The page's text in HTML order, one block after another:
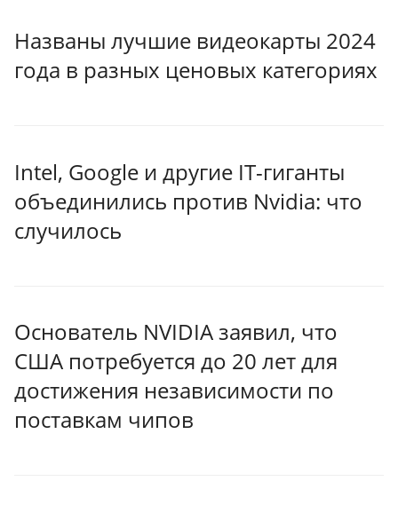
Названы лучшие видеокарты 2024
года в разных ценовых категориях
Intel, Google и другие IT-гиганты
объединились против Nvidia: что
случилось
Основатель NVIDIA заявил, что
США потребуется до 20 лет для
достижения независимости по
поставкам чипов